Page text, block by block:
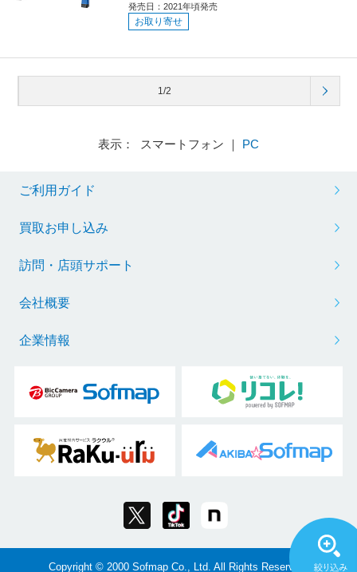
発売日：2021年頃発売
お取り寄せ
1/2
表示： スマートフォン ｜ PC
ご利用ガイド
買取お申し込み
訪問・店頭サポート
会社概要
企業情報
Copyright © 2000 Sofmap Co., Ltd. All Rights Reserved.